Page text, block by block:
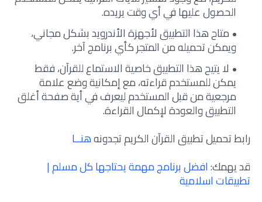
الحصول عليها في أي وقت يريده.
متاح هذا التطبيق لأجهزة الأندرويد بشكل مجاني،
ويمكن تحميله من المتجر كأي برنامج آخر.
لا يتيح هذا التطبيق خاصية الاستماع للقرآن، فقط
يمكن للمستخدم قراءته، مع إمكانية وضع علامة
مرجعية من قبل المستخدم ليعرف في أية صفحة أغلق
التطبيق والعودة لإكمال القراءة.
رابط تحميل تطبيق القرآن الكريم تجدونههنــا
قد يهمك:افضل برنامج مهمة يحتاجها كل مسلم |
تطبيقات اسلامية